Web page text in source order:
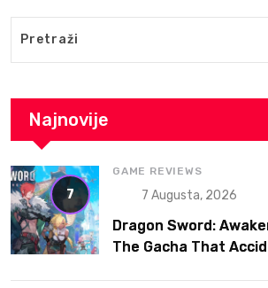
Najnovije
7
GAME REVIEWS
7 Augusta, 2026
Dragon Sword:
The Gacha That